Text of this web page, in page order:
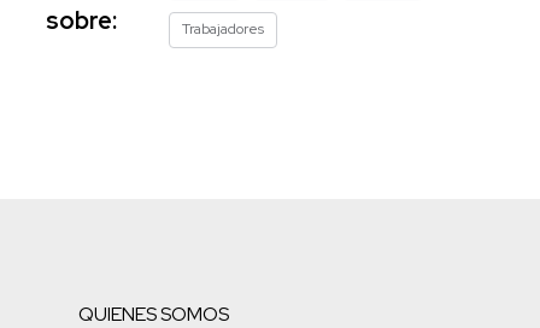
sobre:
Trabajadores
QUIENES SOMOS